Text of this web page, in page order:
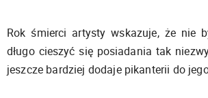
Rok śmierci artysty wskazuje, że nie
długo cieszyć się posiadania tak
jeszcze bardziej dodaje pikanterii do